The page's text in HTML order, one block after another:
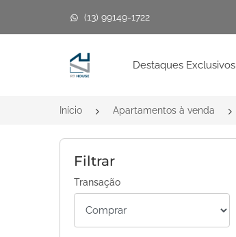
(13) 99149-1722
Página inicial
Destaques Exclusivos
Início Apartamentos à venda
Filtrar
Transação